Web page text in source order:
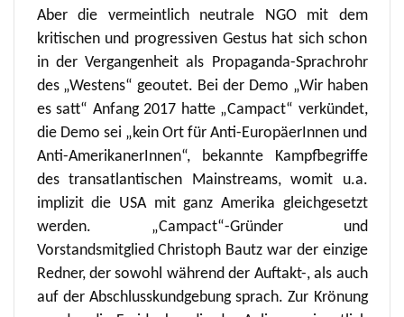
Aber die vermeintlich neutrale NGO mit dem
kritischen und progressiven Gestus hat sich schon
in der Vergangenheit als Propaganda-Sprachrohr
des „Westens“ geoutet. Bei der Demo „Wir haben
es satt“ Anfang 2017 hatte „Campact“ verkündet,
die Demo sei „kein Ort für Anti-EuropäerInnen und
Anti-AmerikanerInnen“, bekannte Kampfbegriffe
des transatlantischen Mainstreams, womit u.a.
implizit die USA mit ganz Amerika gleichgesetzt
werden. „Campact“-Gründer und
Vorstandsmitglied Christoph Bautz war der einzige
Redner, der sowohl während der Auftakt-, als auch
auf der Abschlusskundgebung sprach. Zur Krönung